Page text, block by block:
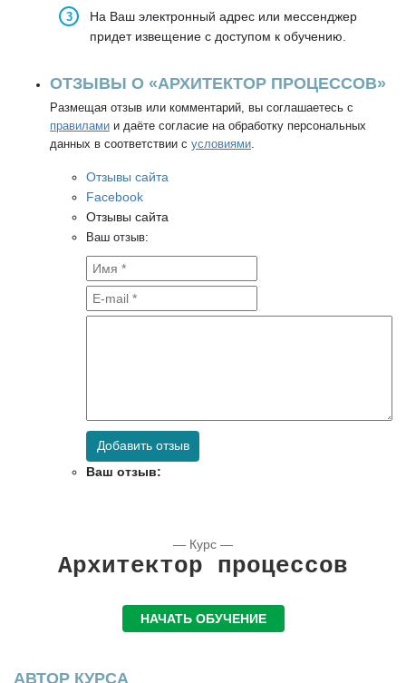
На Ваш электронный адрес или мессенджер
придет извещение с доступом к обучению.
ОТЗЫВЫ О «АРХИТЕКТОР ПРОЦЕССОВ»
Размещая отзыв или комментарий, вы соглашаетесь с
правилами и даёте согласие на обработку персональных
данных в соответствии с условиями.
Отзывы сайта
Facebook
Отзывы сайта
Ваш отзыв:
Добавить отзыв
Ваш отзыв:
— Курс —
Архитектор процессов
НАЧАТЬ ОБУЧЕНИЕ
АВТОР КУРСА